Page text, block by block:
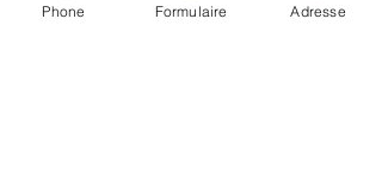
Phone Formulaire Adresse